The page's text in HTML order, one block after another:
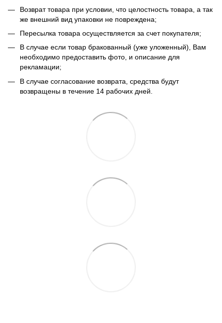
Возврат товара при условии, что целостность товара, а так
же внешний вид упаковки не повреждена;
Пересылка товара осуществляется за счет покупателя;
В случае если товар бракованный (уже уложенный), Вам
необходимо предоставить фото, и описание для
рекламации;
В случае согласование возврата, средства будут
возвращены в течение 14 рабочих дней.